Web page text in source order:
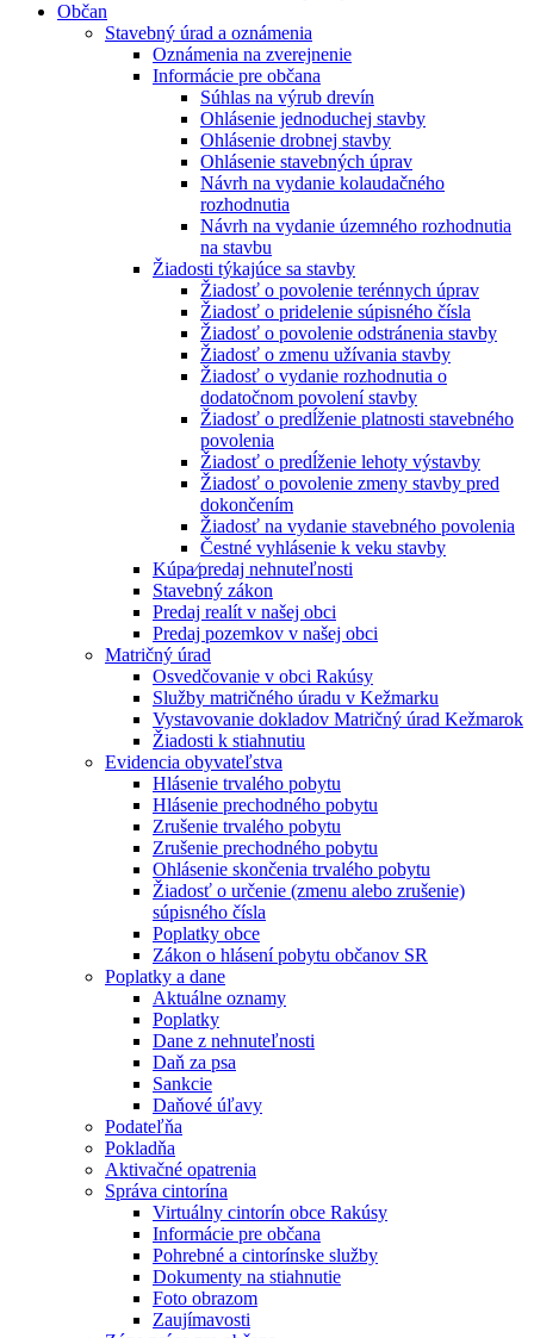
Občan
Stavebný úrad a oznámenia
Oznámenia na zverejnenie
Informácie pre občana
Súhlas na výrub drevín
Ohlásenie jednoduchej stavby
Ohlásenie drobnej stavby
Ohlásenie stavebných úprav
Návrh na vydanie kolaudačného
rozhodnutia
Návrh na vydanie územného rozhodnutia
na stavbu
Žiadosti týkajúce sa stavby
Žiadosť o povolenie terénnych úprav
Žiadosť o pridelenie súpisného čísla
Žiadosť o povolenie odstránenia stavby
Žiadosť o zmenu užívania stavby
Žiadosť o vydanie rozhodnutia o
dodatočnom povolení stavby
Žiadosť o predĺženie platnosti stavebného
povolenia
Žiadosť o predĺženie lehoty výstavby
Žiadosť o povolenie zmeny stavby pred
dokončením
Žiadosť na vydanie stavebného povolenia
Čestné vyhlásenie k veku stavby
Kúpa⁄predaj nehnuteľnosti
Stavebný zákon
Predaj realít v našej obci
Predaj pozemkov v našej obci
Matričný úrad
Osvedčovanie v obci Rakúsy
Služby matričného úradu v Kežmarku
Vystavovanie dokladov Matričný úrad Kežmarok
Žiadosti k stiahnutiu
Evidencia obyvateľstva
Hlásenie trvalého pobytu
Hlásenie prechodného pobytu
Zrušenie trvalého pobytu
Zrušenie prechodného pobytu
Ohlásenie skončenia trvalého pobytu
Žiadosť o určenie (zmenu alebo zrušenie)
súpisného čísla
Poplatky obce
Zákon o hlásení pobytu občanov SR
Poplatky a dane
Aktuálne oznamy
Poplatky
Dane z nehnuteľnosti
Daň za psa
Sankcie
Daňové úľavy
Podateľňa
Pokladňa
Aktivačné opatrenia
Správa cintorína
Virtuálny cintorín obce Rakúsy
Informácie pre občana
Pohrebné a cintorínske služby
Dokumenty na stiahnutie
Foto obrazom
Zaujímavosti